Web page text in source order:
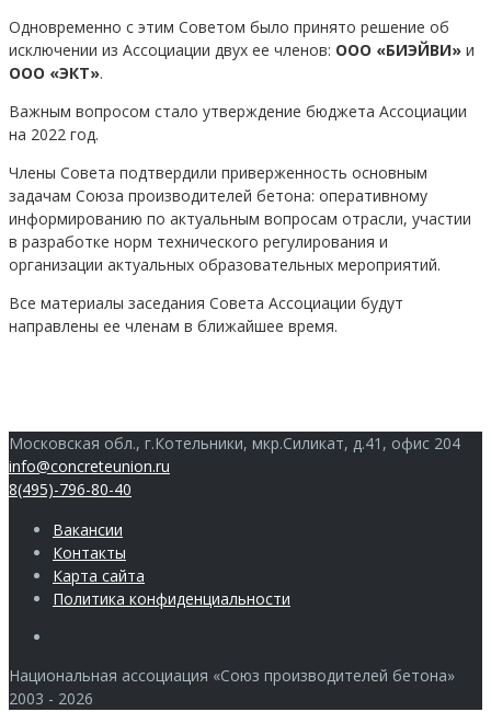
Одновременно с этим Советом было принято решение об
исключении из Ассоциации двух ее членов: ООО «БИЭЙВИ» и
ООО «ЭКТ».
Важным вопросом стало утверждение бюджета Ассоциации
на 2022 год.
Члены Совета подтвердили приверженность основным
задачам Союза производителей бетона: оперативному
информированию по актуальным вопросам отрасли, участии
в разработке норм технического регулирования и
организации актуальных образовательных мероприятий.
Все материалы заседания Совета Ассоциации будут
направлены ее членам в ближайшее время.
Московская обл., г.Котельники, мкр.Силикат, д.41, офис 204
info@concreteunion.ru
8(495)-796-80-40
Вакансии
Контакты
Карта сайта
Политика конфиденциальности
Национальная ассоциация «Союз производителей бетона»
2003 - 2026